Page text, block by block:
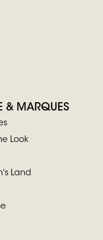
& MARQUES
Look
Land